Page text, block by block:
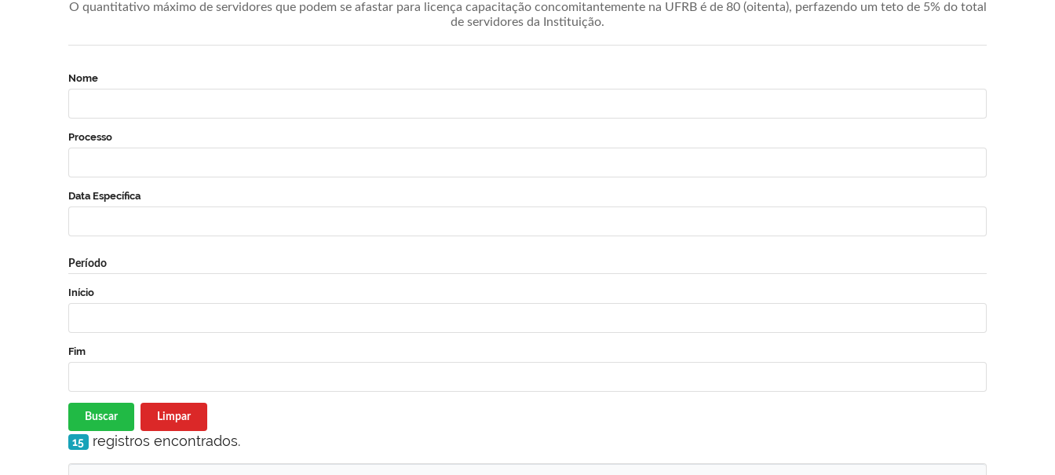
O quantitativo máximo de servidores que podem se afastar para licença capacitação concomitantemente na UFRB é de 80 (oitenta), perfazendo um teto de 5% do total
de servidores da Instituição.
Nome
Processo
Data Específica
Período
Início
Fim
Buscar Limpar
15 registros encontrados.